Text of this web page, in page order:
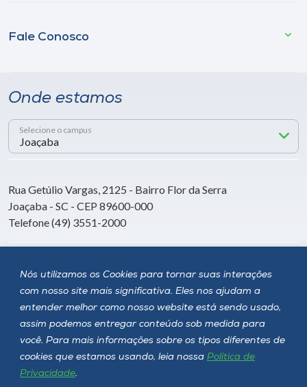
Nós utilizamos os Cookies para tornar suas interações
com nosso site mais significativa. Eles nos ajudam a
entender melhor como nosso website está sendo usado,
assim podemos entregar conteúdo sob medida para
você. Para mais informações sobre os tipos diferentes de
cookies que estamos usando, leia nossa Política de
Privacidade.
Fale Conosco
Onde estamos
Selecione o campus
Rua Getúlio Vargas, 2125 - Bairro Flor da Serra
Joaçaba - SC - CEP 89600-000
Telefone (49) 3551-2000
Siga a Unoesc